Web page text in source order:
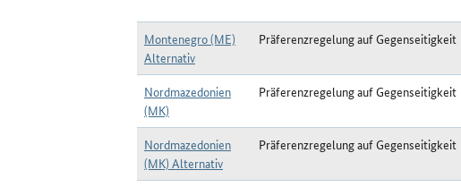
Montenegro (ME)
Alternativ
Präferenzregelung auf Gegenseitigkeit
Nordmazedonien
(MK)
Präferenzregelung auf Gegenseitigkeit
Nordmazedonien
(MK) Alternativ
Präferenzregelung auf Gegenseitigkeit